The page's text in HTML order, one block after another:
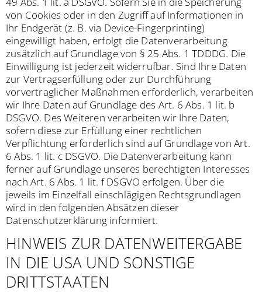
von Cookies oder in den Zugriff auf Informationen in
Ihr Endgerät (z. B. via Device-Fingerprinting)
eingewilligt haben, erfolgt die Datenverarbeitung
zusätzlich auf Grundlage von § 25 Abs. 1 TDDDG. Die
Einwilligung ist jederzeit widerrufbar. Sind Ihre Daten
zur Vertragserfüllung oder zur Durchführung
vorvertraglicher Maßnahmen erforderlich, verarbeiten
wir Ihre Daten auf Grundlage des Art. 6 Abs. 1 lit. b
DSGVO. Des Weiteren verarbeiten wir Ihre Daten,
sofern diese zur Erfüllung einer rechtlichen
Verpflichtung erforderlich sind auf Grundlage von Art.
6 Abs. 1 lit. c DSGVO. Die Datenverarbeitung kann
ferner auf Grundlage unseres berechtigten Interesses
nach Art. 6 Abs. 1 lit. f DSGVO erfolgen. Über die
jeweils im Einzelfall einschlägigen Rechtsgrundlagen
wird in den folgenden Absätzen dieser
Datenschutzerklärung informiert.
HINWEIS ZUR DATENWEITERGABE
IN DIE USA UND SONSTIGE
DRITTSTAATEN